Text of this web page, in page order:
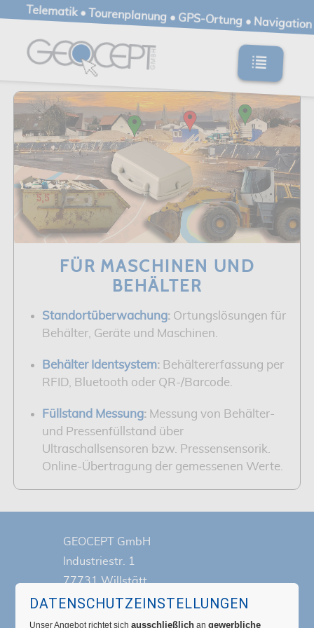
Telematik • Tourenplanung • GPS-Ortung • Navigation
FÜR MASCHINEN UND
BEHÄLTER
Standortüberwachung:Ortungslösungen für
Behälter, Geräte und Maschinen.
Behälter Identsystem:Behältererfassung per
RFID, Bluetooth oder QR-/Barcode.
Füllstand Messung:Messung von Behälter-
und Pressenfüllstand über
Ultraschallsensoren bzw. Pressensensorik.
Online-Übertragung der gemessenen Werte.
GEOCEPT GmbH
Industriestr. 1
77731 Willstätt
Germany
DATENSCHUTZEINSTELLUNGEN
Unser Angebot richtet sichausschließlich angewerbliche